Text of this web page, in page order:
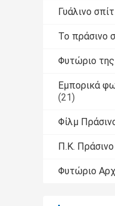
Γυάλινο
Το πράσινο
Φυτώριο
Εμπορικά
(21)
Φίλμ
Π.Κ. Πράσινο
Φυτώριο